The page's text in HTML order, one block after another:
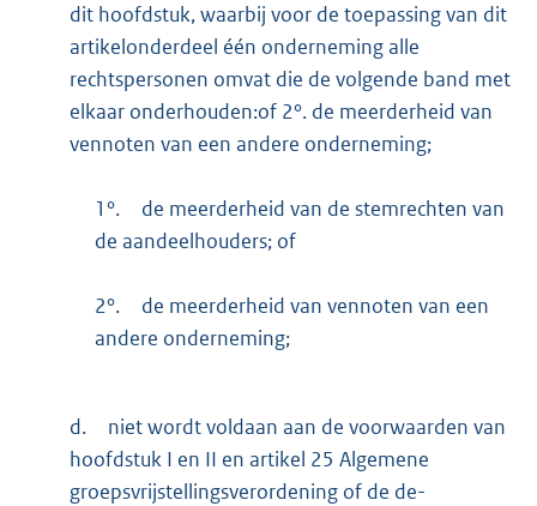
dit hoofdstuk, waarbij voor de toepassing van dit
artikelonderdeel één onderneming alle
rechtspersonen omvat die de volgende band met
elkaar onderhouden:of 2°. de meerderheid van
vennoten van een andere onderneming;
1°.
de meerderheid van de stemrechten van
de aandeelhouders; of
2°.
de meerderheid van vennoten van een
andere onderneming;
d.
niet wordt voldaan aan de voorwaarden van
hoofdstuk I en II en artikel 25 Algemene
groepsvrijstellingsverordening of de de-